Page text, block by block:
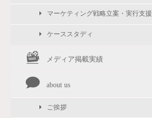
マーケティング戦略立案・実行支援
ケーススタディ
メディア掲載実績
about us
ご挨拶